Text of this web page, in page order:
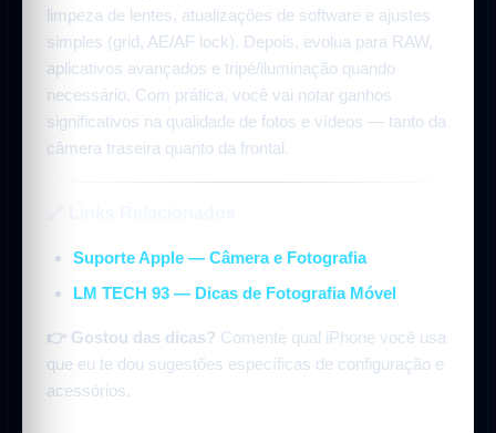
limpeza de lentes, atualizações de software e ajustes
simples (grid, AE/AF lock). Depois, evolua para RAW,
aplicativos avançados e tripé/iluminação quando
necessário. Com prática, você vai notar ganhos
significativos na qualidade de fotos e vídeos — tanto da
câmera traseira quanto da frontal.
Suporte Apple — Câmera e Fotografia
LM TECH 93 — Dicas de Fotografia Móvel
👉 Gostou das dicas? Comente qual iPhone você usa
que eu te dou sugestões específicas de configuração e
acessórios.